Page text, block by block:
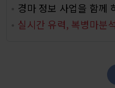
경마 정보 사업을 함께
실시간 유력, 복병마분